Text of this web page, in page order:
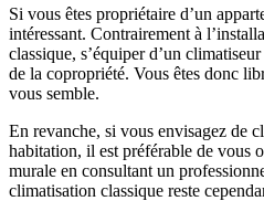
Si vous êtes propriétaire d’un
intéressant. Contrairement à
classique, s’équiper d’un
de la copropriété. Vous êtes donc
vous semble.
En revanche, si vous envisagez de
habitation, il est préférable de vous
murale en consultant un
climatisation classique reste